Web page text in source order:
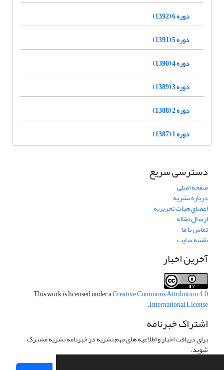
دوره 6 (1392)
دوره 5 (1391)
دوره 4 (1390)
دوره 3 (1389)
دوره 2 (1388)
دوره 1 (1387)
دسترسی سریع
صفحه اصلی
درباره نشریه
اعضای هیات تحریریه
ارسال مقاله
تماس با ما
نقشه سایت
آخرین اخبار
This work is licensed under aCreative Commons Attribution 4.0
International License
.
اشتراک خبرنامه
برای دریافت اخبار و اطلاعیه های مهم نشریه در خبرنامه نشریه مشترک
شوید.